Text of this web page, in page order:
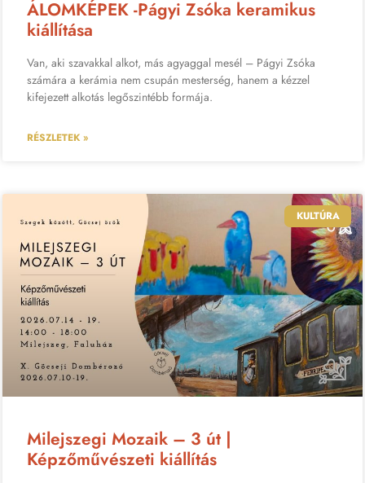
ÁLOMKÉPEK -Págyi Zsóka keramikus
kiállítása
Van, aki szavakkal alkot, más agyaggal mesél – Págyi Zsóka
számára a kerámia nem csupán mesterség, hanem a kézzel
kifejezett alkotás legőszintébb formája.
RÉSZLETEK »
KULTÚRA
Milejszegi Mozaik – 3 út |
Képzőművészeti kiállítás